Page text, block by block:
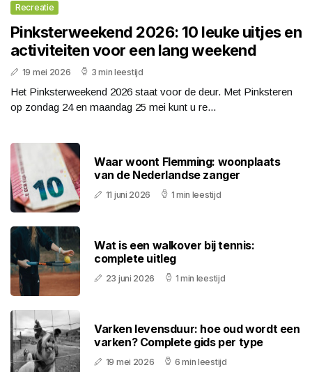
Recreatie
Pinksterweekend 2026: 10 leuke uitjes en
activiteiten voor een lang weekend
19 mei 2026 3 min leestijd
Het Pinksterweekend 2026 staat voor de deur. Met Pinksteren
op zondag 24 en maandag 25 mei kunt u re...
Waar woont Flemming: woonplaats
van de Nederlandse zanger
11 juni 2026 1 min leestijd
Wat is een walkover bij tennis:
complete uitleg
23 juni 2026 1 min leestijd
Varken levensduur: hoe oud wordt een
varken? Complete gids per type
19 mei 2026 6 min leestijd